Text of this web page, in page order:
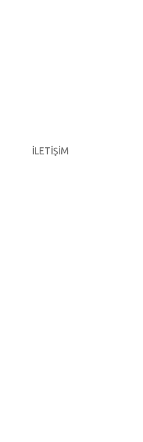
İLETİŞİM